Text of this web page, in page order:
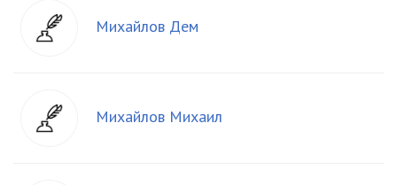
Михайлов Дем
Михайлов Михаил